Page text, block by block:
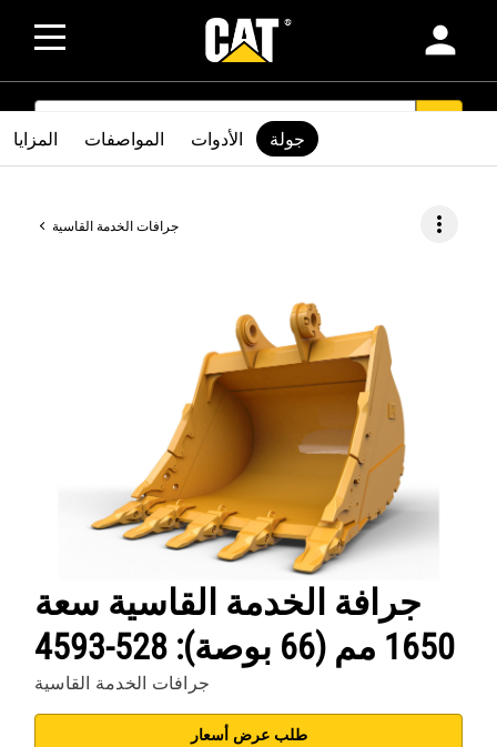
person
SEARCH
جرافات الخدمة القاسية more_vert
جرافة الخدمة القاسية سعة
1650 مم (66 بوصة): 528-4593
جرافات الخدمة القاسية
طلب عرض أسعار
المزايا المواصفات الأدوات جولة